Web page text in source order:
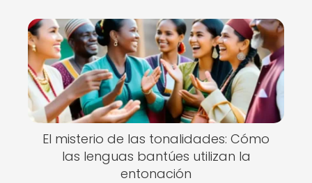
El misterio de las tonalidades: Cómo
las lenguas bantúes utilizan la
entonación